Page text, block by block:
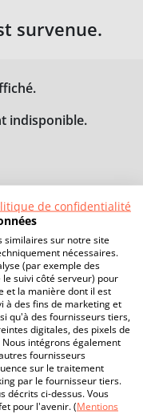
survenue.
indisponible.
de confidentialité
similaires sur notre site
nécessaires.
(par exemple des
suivi côté serveur) pour
et la manière dont il est
à des fins de marketing et
qu'à des fournisseurs tiers,
digitales, des pixels de
intégrons également
fournisseurs
sur le traitement
par le fournisseur tiers.
décrits ci-dessus. Vous
pour l'avenir. (Mentions